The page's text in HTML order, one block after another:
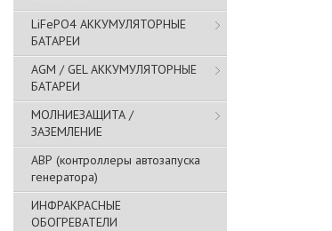
LiFePO4 АККУМУЛЯТОРНЫЕ
БАТАРЕИ
AGM / GEL АККУМУЛЯТОРНЫЕ
БАТАРЕИ
МОЛНИЕЗАЩИТА /
ЗАЗЕМЛЕНИЕ
АВР (контроллеры автозапуска
генератора)
ИНФРАКРАСНЫЕ
ОБОГРЕВАТЕЛИ